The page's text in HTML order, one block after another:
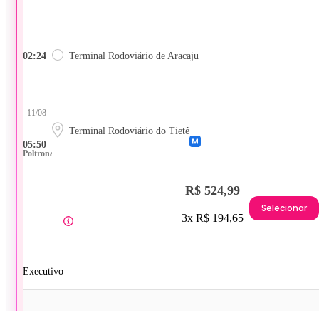
02:24 Terminal Rodoviário de Aracaju
05:50
11/08
Terminal Rodoviário do Tietê
Poltrona
Executivo
R$ 524,99
3x R$ 194,65
Selecionar